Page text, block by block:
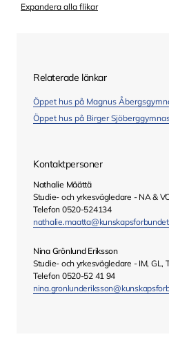
Expandera alla flikar
Relaterade länkar
Öppet hus på Magnus
Öppet hus på Birger
Kontaktpersoner
Nathalie Määttä
Studie- och yrkesvägledare - NA &
Telefon 0520-524134
Nina Grönlund Eriksson
Studie- och yrkesvägledare - IM, GL,
Telefon 0520-52 41 94